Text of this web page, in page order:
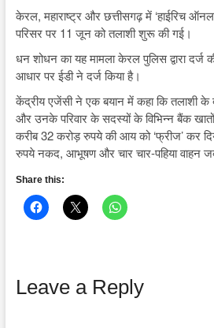
केरल, महाराष्ट्र और छत्तीसगढ़ में ‘हाईरिच
परिसर पर 11 जून को तलाशी शुरू की गई।
धन शोधन का यह मामला केरल पुलिस द्वारा दर्ज
आधार पर ईडी ने दर्ज किया है।
केंद्रीय एजेंसी ने एक बयान में कहा कि तलाशी के
और उनके परिवार के सदस्यों के विभिन्न बैंक
करीब 32 करोड़ रुपये की आय को ‘फ्रीज’ कर
रुपये नकद, आभूषण और चार चार-पहिया वाहन
Share this:
Leave a Reply